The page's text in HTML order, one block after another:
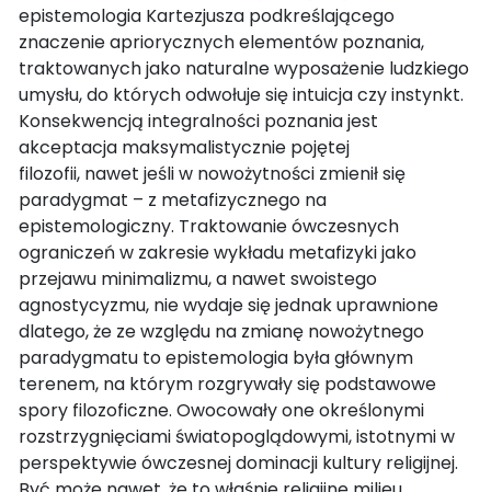
epistemologia Kartezjusza podkreślającego
znaczenie apriorycznych elementów poznania,
traktowanych jako naturalne wyposażenie ludzkiego
umysłu, do których odwołuje się intuicja czy instynkt.
Konsekwencją integralności poznania jest
akceptacja maksymalistycznie pojętej
filozofii, nawet jeśli w nowożytności zmienił się
paradygmat – z metafizycznego na
epistemologiczny. Traktowanie ówczesnych
ograniczeń w zakresie wykładu metafizyki jako
przejawu minimalizmu, a nawet swoistego
agnostycyzmu, nie wydaje się jednak uprawnione
dlatego, że ze względu na zmianę nowożytnego
paradygmatu to epistemologia była głównym
terenem, na którym rozgrywały się podstawowe
spory filozoficzne. Owocowały one określonymi
rozstrzygnięciami światopoglądowymi, istotnymi w
perspektywie ówczesnej dominacji kultury religijnej.